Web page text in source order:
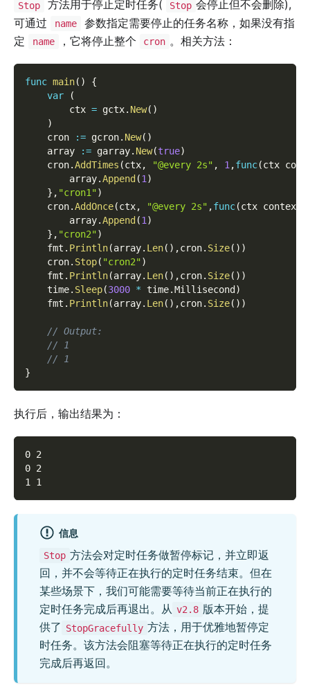
Stop 方法用于停止定时任务( Stop 会停止但不会删除),
可通过
name
参数指定需要停止的任务名称，如果没有指
定
name ，它将停止整个 cron 。相关方法：
func main( )
{
var
(
        ctx
= gctx. New( )
)
    cron
:= gcron. New( )
    array
:= garray. New(true)
    cron
.AddTimes (ctx, "@every 2s" , 1 ,func(ctx
        array
.Append (1 )
} , "cron1")
    cron
.AddOnce(ctx, "@every 2s" ,func(ctx context
        array
.Append (1 )
} , "cron2")
    fmt
. Println(array. Len( ) ,cron. Size( ) )
    cron
. Stop( "cron2")
    fmt
. Println(array. Len( ) ,cron. Size( ) )
    time
. Sleep(3000 * time.Millisecond )
    fmt
. Println(array. Len( ) ,cron. Size( ) )
// Output:
// 1
// 1
}
执行后，输出结果为：
0 2
0 2
1 1
信息
Stop 方法会对定时任务做暂停标记，并立即返
回，并不会等待正在执行的定时任务结束。但在
某些场景下，我们可能需要等待当前正在执行的
定时任务完成后再退出。从 v2.8 版本开始，提
供了 StopGracefully 方法，用于优雅地暂停定
时任务。该方法会阻塞等待正在执行的定时任务
完成后再返回。